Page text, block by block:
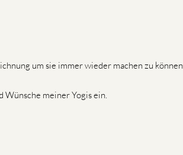
um sie immer wieder machen zu können
Wünsche meiner Yogis ein.